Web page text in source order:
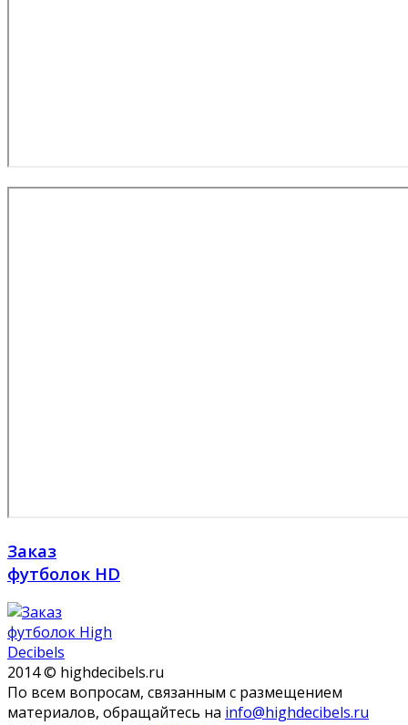
Заказ
футболок HD
2014 © highdecibels.ru
По всем вопросам, связанным с размещением
материалов, обращайтесь на info@highdecibels.ru